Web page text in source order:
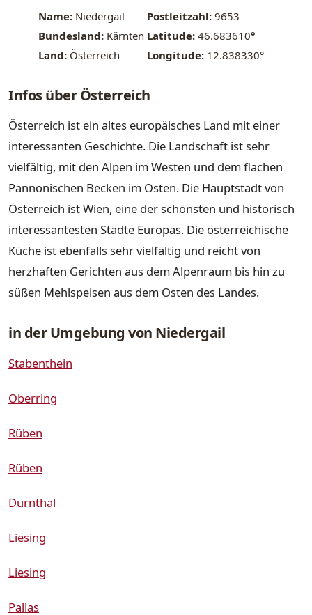
Name: Niedergail Postleitzahl: 9653
Bundesland: Kärnten Latitude: 46.683610°
Land: Österreich Longitude: 12.838330°
Infos über Österreich
Österreich ist ein altes europäisches Land mit einer
interessanten Geschichte. Die Landschaft ist sehr
vielfältig, mit den Alpen im Westen und dem flachen
Pannonischen Becken im Osten. Die Hauptstadt von
Österreich ist Wien, eine der schönsten und historisch
interessantesten Städte Europas. Die österreichische
Küche ist ebenfalls sehr vielfältig und reicht von
herzhaften Gerichten aus dem Alpenraum bis hin zu
süßen Mehlspeisen aus dem Osten des Landes.
in der Umgebung von Niedergail
Stabenthein
Oberring
Rüben
Rüben
Durnthal
Liesing
Liesing
Pallas